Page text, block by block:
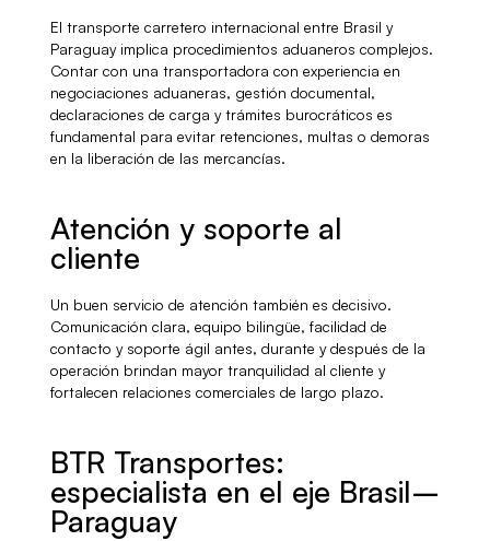
El transporte carretero internacional entre Brasil y
Paraguay implica procedimientos aduaneros complejos.
Contar con una transportadora con experiencia en
negociaciones aduaneras, gestión documental,
declaraciones de carga y trámites burocráticos es
fundamental para evitar retenciones, multas o demoras
en la liberación de las mercancías.
Atención y soporte al
cliente
Un buen servicio de atención también es decisivo.
Comunicación clara, equipo bilingüe, facilidad de
contacto y soporte ágil antes, durante y después de la
operación brindan mayor tranquilidad al cliente y
fortalecen relaciones comerciales de largo plazo.
BTR Transportes:
especialista en el eje Brasil–
Paraguay